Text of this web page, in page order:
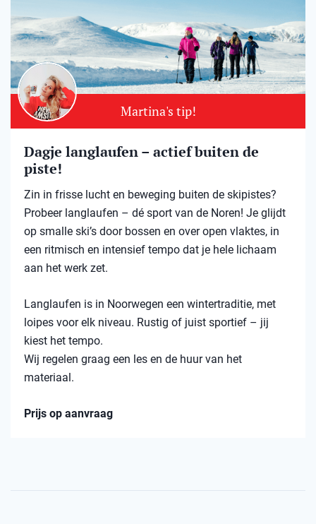
Martina's tip!
Dagje langlaufen – actief buiten de
piste!
Zin in frisse lucht en beweging buiten de skipistes?
Probeer langlaufen – dé sport van de Noren! Je glijdt
op smalle ski’s door bossen en over open vlaktes, in
een ritmisch en intensief tempo dat je hele lichaam
aan het werk zet.
Langlaufen is in Noorwegen een wintertraditie, met
loipes voor elk niveau. Rustig of juist sportief – jij
kiest het tempo.
Wij regelen graag een les en de huur van het
materiaal.
Prijs op aanvraag